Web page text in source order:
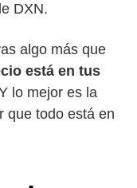
DXN.
algo más que
está en tus
lo mejor es la
que todo está en